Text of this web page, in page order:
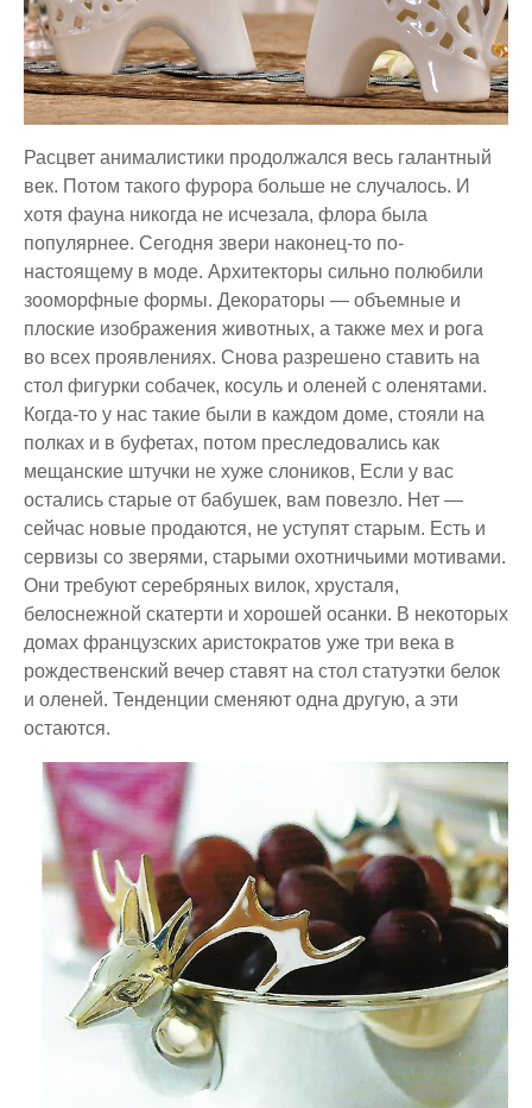
Расцвет анималистики продолжался весь галантный
век. Потом такого фурора больше не случалось. И
хотя фауна никогда не исчезала, флора была
популярнее. Сегодня звери наконец-то по-
настоящему в моде. Архитекторы сильно полюбили
зооморфные формы. Декораторы — объемные и
плоские изображения животных, а также мех и рога
во всех проявлениях. Снова разрешено ставить на
стол фигурки собачек, косуль и оленей с оленятами.
Когда-то у нас такие были в каждом доме, стояли на
полках и в буфетах, потом преследовались как
мещанские штучки не хуже слоников, Если у вас
остались старые от бабушек, вам повезло. Нет —
сейчас новые продаются, не уступят старым. Есть и
сервизы со зверями, старыми охотничьими мотивами.
Они требуют серебряных вилок, хрусталя,
белоснежной скатерти и хорошей осанки. В некоторых
домах французских аристократов уже три века в
рождественский вечер ставят на стол статуэтки белок
и оленей. Тенденции сменяют одна другую, а эти
остаются.